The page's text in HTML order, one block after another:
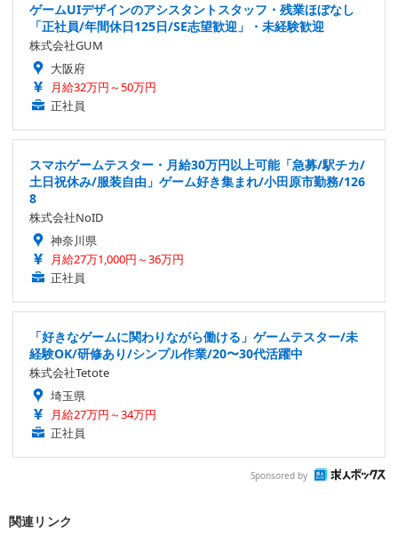
ゲームUIデザインのアシスタントスタッフ・残業ほぼなし
「正社員/年間休日125日/SE志望歓迎」・未経験歓迎
株式会社GUM
大阪府
月給32万円～50万円
正社員
スマホゲームテスター・月給30万円以上可能「急募/駅チカ/
土日祝休み/服装自由」ゲーム好き集まれ/小田原市勤務/126
8
株式会社NoID
神奈川県
月給27万1,000円～36万円
正社員
「好きなゲームに関わりながら働ける」ゲームテスター/未
経験OK/研修あり/シンプル作業/20〜30代活躍中
株式会社Tetote
埼玉県
月給27万円～34万円
正社員
Sponsored by
関連リンク